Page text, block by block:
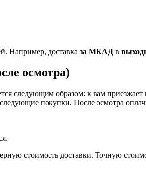
Например, доставка за МКАД в
осмотра)
следующим образом: к вам приезжает
покупки. После осмотра
стоимость доставки. Точную